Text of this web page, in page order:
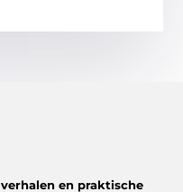
en praktische